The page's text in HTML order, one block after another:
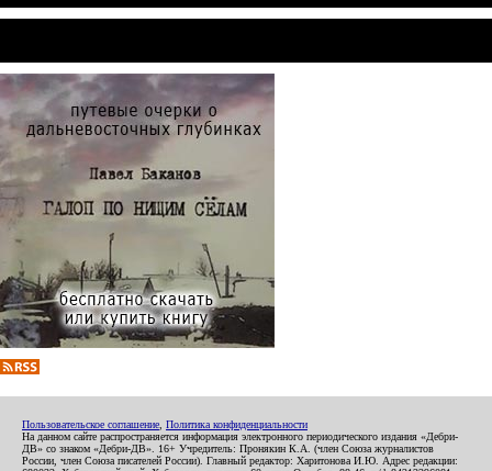
Пользовательское соглашение Политика конфиденциальности
На данном сайте распространяется информация электронного периодического издания «Дебри-
ДВ» со знаком «Дебри-ДВ». 16+ Учредитель: Пронякин К.А. (член Союза журналистов
России, член Союза писателей России). Главный редактор: Харитонова И.Ю. Адрес редакции: